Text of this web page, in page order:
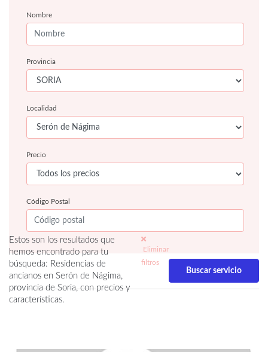
Nombre
Provincia
Localidad
Precio
Código Postal
Estos son los resultados que
hemos encontrado para tu
búsqueda: Residencias de
ancianos en Serón de Nágima,
provincia de Soria, con precios y
características.
Eliminar
filtros